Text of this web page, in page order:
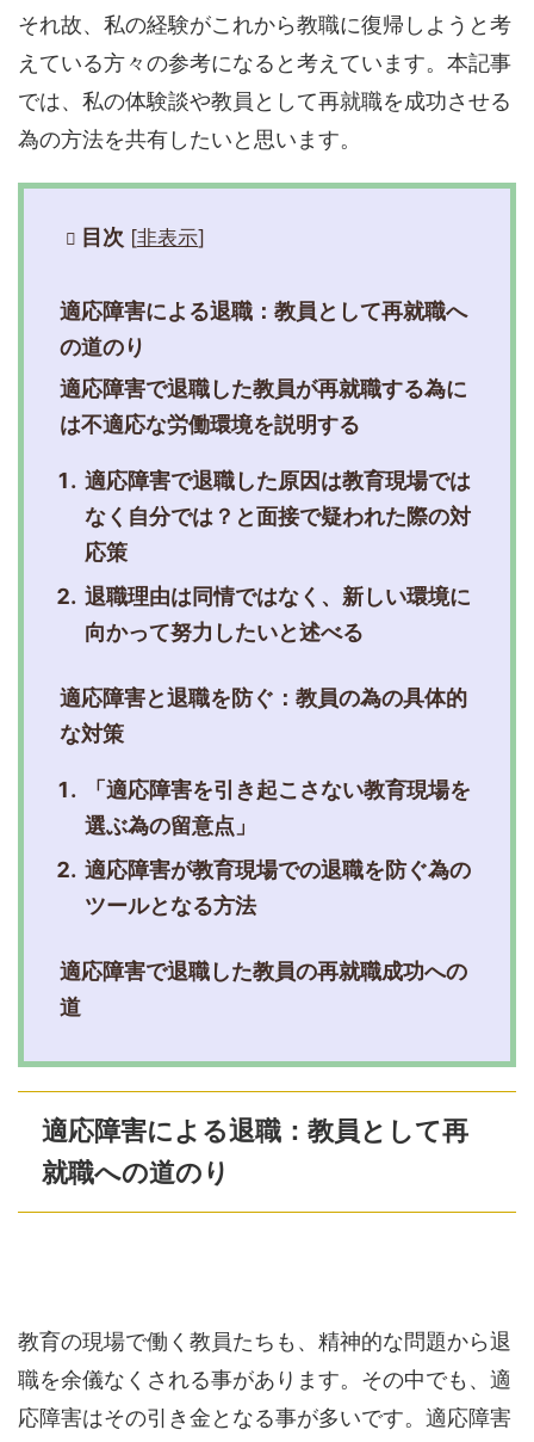
それ故、私の経験がこれから教職に復帰しようと考
えている方々の参考になると考えています。本記事
では、私の体験談や教員として再就職を成功させる
為の方法を共有したいと思います。
目次 [非表示]
適応障害による退職：教員として再就職へ
の道のり
適応障害で退職した教員が再就職する為に
は不適応な労働環境を説明する
適応障害で退職した原因は教育現場では
なく自分では？と面接で疑われた際の対
応策
退職理由は同情ではなく、新しい環境に
向かって努力したいと述べる
適応障害と退職を防ぐ：教員の為の具体的
な対策
「適応障害を引き起こさない教育現場を
選ぶ為の留意点」
適応障害が教育現場での退職を防ぐ為の
ツールとなる方法
適応障害で退職した教員の再就職成功への
道
適応障害による退職：教員として再
就職への道のり
教育の現場で働く教員たちも、精神的な問題から退
職を余儀なくされる事があります。その中でも、適
応障害はその引き金となる事が多いです。適応障害